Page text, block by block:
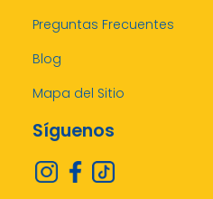
Preguntas Frecuentes
Blog
Mapa del Sitio
Síguenos